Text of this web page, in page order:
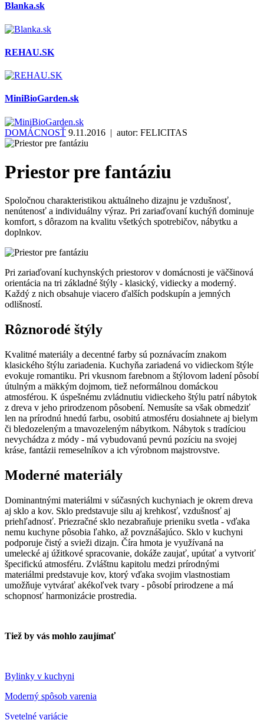
Blanka.sk
REHAU.SK
MiniBioGarden.sk
DOMÁCNOSŤ 9.11.2016 | autor: FELICITAS
Priestor pre fantáziu
Spoločnou charakteristikou aktuálneho dizajnu je vzdušnosť,
nenútenosť a individuálny výraz. Pri zariaďovaní kuchýň dominuje
komfort, s dôrazom na kvalitu všetkých spotrebičov, nábytku a
doplnkov.
Pri zariaďovaní kuchynských priestorov v domácnosti je väčšinová
orientácia na tri základné štýly - klasický, vidiecky a moderný.
Každý z nich obsahuje viacero ďalších podskupín a jemných
odlišností.
Rôznorodé štýly
Kvalitné materiály a decentné farby sú poznávacím znakom
klasického štýlu zariadenia. Kuchyňa zariadená vo vidieckom štýle
evokuje romantiku. Pri vkusnom farebnom a štýlovom ladení pôsobí
útulným a mäkkým dojmom, tiež neformálnou domáckou
atmosférou. K úspešnému zvládnutiu vidieckeho štýlu patrí nábytok
z dreva v jeho prirodzenom pôsobení. Nemusíte sa však obmedziť
len na prírodnú hnedú farbu, osobitú atmosféru dosiahnete aj bielym
či bledozeleným a tmavozeleným nábytkom. Nábytok s tradíciou
nevychádza z módy - má vybudovanú pevnú pozíciu na svojej
kráse, fantázii remeselníkov a ich výrobnom majstrovstve.
Moderné materiály
Dominantnými materiálmi v súčasných kuchyniach je okrem dreva
aj sklo a kov. Sklo predstavuje silu aj krehkosť, vzdušnosť aj
priehľadnosť. Priezračné sklo nezabraňuje prieniku svetla - vďaka
nemu kuchyne pôsobia ľahko, až povznášajúco. Sklo v kuchyni
podporuje čistý a svieži dizajn. Číra hmota je využívaná na
umelecké aj úžitkové spracovanie, dokáže zaujať, upútať a vytvoriť
špecifickú atmosféru. Zvláštnu kapitolu medzi prírodnými
materiálmi predstavuje kov, ktorý vďaka svojim vlastnostiam
umožňuje vytvárať akékoľvek tvary - pôsobí prirodzene a má
schopnosť harmonizácie prostredia.
Tiež by vás mohlo zaujímať
Bylinky v kuchyni
Moderný spôsob varenia
Svetelné variácie